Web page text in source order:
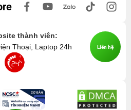
thành viên:
Thoại, Laptop 24h
Liên hệ